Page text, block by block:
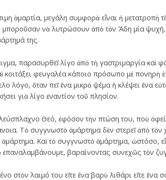
ἁμαρτία, μεγάλη συμφορὰ εἶναι ἡ μετατροπὴ
νὰ λυτρώσουν ἀπὸ τὸν Ἅδη μία ψυχή,
της.
παρασυρθεῖ λίγο ἀπὸ τὴ γαστριμαργία καὶ
κοιτάξει φευγαλέα κάποιο πρόσωπο μὲ πονηρὴ
λόγο, ὅταν πεῖ ἕνα μικρὸ ψέμα ἢ κλέψει ἕνα
γιὰ λίγο ἐναντίον τοῦ πλησίον.
Θεό, ἐφόσον τὴν πτώση του, ποὺ
Τὸ συγγνωστὸ ἁμάρτημα δὲν στερεῖ ἀπὸ τὸν
Καὶ τὸ συγγνωστὸ ἁμάρτημα, ὠστόσο,
ἐπαναλαμβάνουμε, βαραίνοντας συνεχῶς τὸν
στὸν λαιμό του εἴτε ἕνα βαρὺ λιθάρι εἴτε ἕνα